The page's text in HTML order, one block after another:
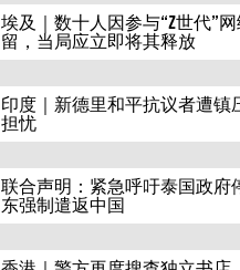
埃及｜数十人因参与“Z世代”
留，当局应立即将其释放
印度｜新德里和平抗议者遭镇
担忧
联合声明：紧急呼吁泰国政府
东强制遣返中国